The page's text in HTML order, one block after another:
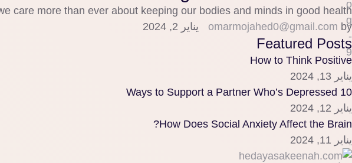
care more than ever about keeping our bodies and minds in good health.
by
omarmojahed0@gmail.com يناير 2, 2024
Featured Posts
How to Think Positive
يناير 13, 2024
10 Ways to Support a Partner Who’s Depressed
يناير 12, 2024
How Does Social Anxiety Affect the Brain?
يناير 11, 2024